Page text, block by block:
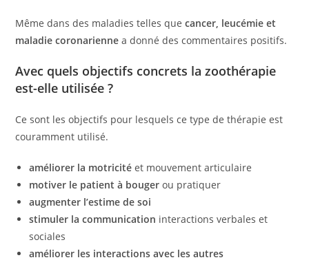
Même dans des maladies telles quecancer, leucémie et
maladie coronarienne a donné des commentaires positifs.
Avec quels objectifs concrets la zoothérapie
est-elle utilisée ?
Ce sont les objectifs pour lesquels ce type de thérapie est
couramment utilisé.
améliorer la motricitéet mouvement articulaire
motiver le patient à bougerou pratiquer
augmenter l’estime de soi
stimuler la communication interactions verbales et
sociales
améliorer les interactions avec les autres